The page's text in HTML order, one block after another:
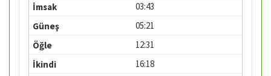
03:43
05:21
12:31
16:18